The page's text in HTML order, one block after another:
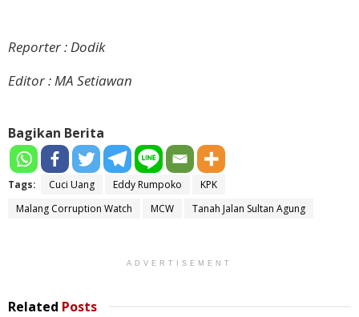
Reporter : Dodik
Editor : MA Setiawan
Bagikan Berita
Tags: Cuci Uang Eddy Rumpoko
KPK
Malang Corruption Watch
MCW Tanah Jalan Sultan Agung
ADVERTISEMENT
Related Posts